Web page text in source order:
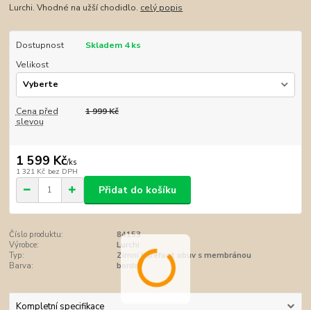
Lurchi. Vhodné na užší chodidlo. celý popis
Dostupnost
Skladem 4 ks
Velikost
Cena před
slevou
1 999 Kč
1 599 Kč/ks
1 321 Kč bez DPH
Přidat do košíku
Číslo produktu:
84153
Výrobce:
Lurchi
Typ:
Zimní barefoot obuv s membránou
Barva:
bordo
Kompletní specifikace